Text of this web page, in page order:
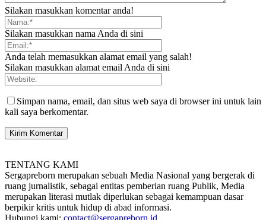
Silakan masukkan komentar anda!
Silakan masukkan nama Anda di sini
Anda telah memasukkan alamat email yang salah!
Silakan masukkan alamat email Anda di sini
Simpan nama, email, dan situs web saya di browser ini untuk lain
kali saya berkomentar.
TENTANG KAMI
Sergapreborn merupakan sebuah Media Nasional yang bergerak di
ruang jurnalistik, sebagai entitas pemberian ruang Publik, Media
merupakan literasi mutlak diperlukan sebagai kemampuan dasar
berpikir kritis untuk hidup di abad informasi.
Hubungi kami: contact@sergapreborn.id